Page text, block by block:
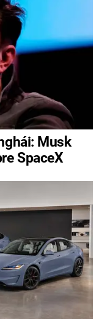
Musk
SpaceX